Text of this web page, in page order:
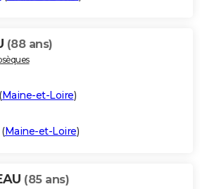
(88 ans)
(Maine-et-Loire)
(Maine-et-Loire)
(85 ans)